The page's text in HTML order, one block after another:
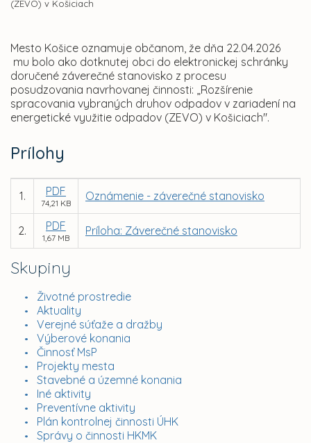
Skupiny
Životné prostredie
Aktuality
Verejné súťaže a dražby
Výberové konania
Činnosť MsP
Projekty mesta
Stavebné a územné konania
Iné aktivity
Preventívne aktivity
Plán kontrolnej činnosti ÚHK
Správy o činnosti HKMK
(ZEVO) v Košiciach
Mesto Košice oznamuje občanom, že dňa 22.04.2026
mu bolo ako dotknutej obci do elektronickej schránky
doručené záverečné stanovisko z procesu
posudzovania navrhovanej činnosti: „Rozšírenie
spracovania vybraných druhov odpadov v zariadení na
energetické využitie odpadov (ZEVO) v Košiciach".
Prílohy
1. PDF
74,21 KB
Oznámenie - záverečné stanovisko
2. PDF
1,67 MB
Príloha: Záverečné stanovisko